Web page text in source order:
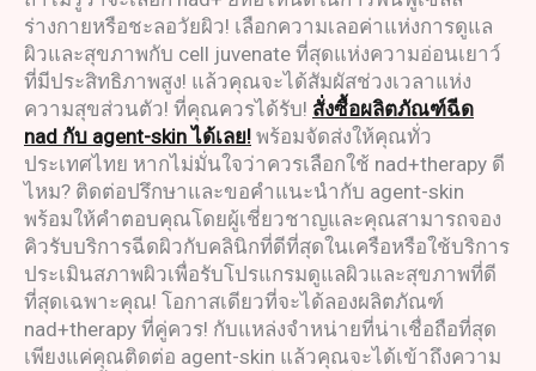
ร่างกายหรือชะลอวัยผิว! เลือกความเลอค่าแห่งการดูแล
ผิวและสุขภาพกับ cell juvenate ที่สุดแห่งความอ่อนเยาว์
ที่มีประสิทธิภาพสูง! แล้วคุณจะได้สัมผัสช่วงเวลาแห่ง
ความสุขส่วนตัว! ที่คุณควรได้รับ! สั่งซื้อผลิตภัณฑ์ฉีด
nad กับ agent-skin ได้เลย! พร้อมจัดส่งให้คุณทั่ว
ประเทศไทย หากไม่มั่นใจว่าควรเลือกใช้ nad+therapy ดี
ไหม? ติดต่อปรึกษาและขอคำแนะนำกับ agent-skin
พร้อมให้คำตอบคุณโดยผู้เชี่ยวชาญและคุณสามารถจอง
คิวรับบริการฉีดผิวกับคลินิกที่ดีที่สุดในเครือหรือใช้บริการ
ประเมินสภาพผิวเพื่อรับโปรแกรมดูแลผิวและสุขภาพที่ดี
ที่สุดเฉพาะคุณ! โอกาสเดียวที่จะได้ลองผลิตภัณฑ์
nad+therapy ที่คู่ควร! กับแหล่งจำหน่ายที่น่าเชื่อถือที่สุด
เพียงแค่คุณติดต่อ agent-skin แล้วคุณจะได้เข้าถึงความ